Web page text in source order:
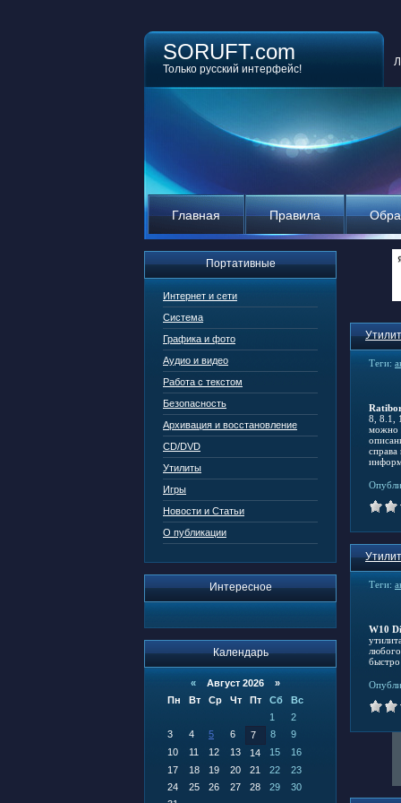
SORUFT.com
Только русский интерфейс!
Главная Правила
Портативные
Интернет и сети
Система
Графика и фото
Аудио и видео
Работа с текстом
Безопасность
Архивация и восстановление
CD/DVD
Утилиты
Игры
Новости и Статьи
О публикации
Интересное
Календарь
« Август 2026 »
Пн
Вт Ср Чт Пт Сб
Вс
1
2
3
4 5 6 7 8
9
10
11 12 13 14 15
16
17
18 19 20 21 22
23
24
25 26 27 28 29
30
Теги:
8, 8.1,
можно
Теги:
W10
быстро